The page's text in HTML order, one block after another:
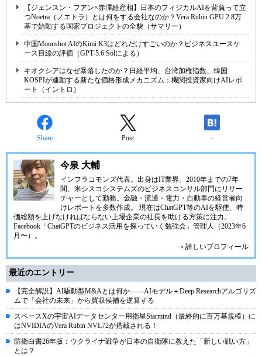
【ジェンスン・フアン×赤澤経産相】日本のフィジカルAIを背負って立
つNoetra（ノエトラ）とは何をする会社なのか？Vera Rubin GPU 2.8万
基で始動する国家プロジェクトの全貌（サマリー）
中国Moonshot AIのKimi K3はどれだけすごいのか？ビジネスユースケ
ース目線の評価（GPT-5.6 Solによる）
キオクシアはなぜ暴落したのか？日経平均、台湾加権指数、韓国
KOSPIが連動する新たな価格形成メカニズム：機関投資家向けAIレポ
ート（イントロ）
Share Post -
今泉 大輔
インフラコモンズ代表。出身はIT業界。2010年までの7年
間、米シスコシステムズのビジネスコンサル部門にリサー
チャーとして勤務。金融・流通・電力・自動車の経営者向
けレポートを多数作成。 現在はChatGPT等のAIを駆使、時
価総額を上げなければならない上場企業の社長を助ける方策に注力。
Facebook「ChatGPTのビジネス活用を探っていく勉強会」管理人（2023年6
月〜）。
» 詳しいプロフィール
最近のエントリー
【完全解説】AI駆動型M&Aとは何か――AIモデル＋Deep Researchアルゴリズ
ムで「会社の未来」から買収候補を逆算する
スペースXの宇宙AIデータセンター用衛星Starmind（最終的に百万基規模）に
はNVIDIAのVera Rubin NVL72が搭載される！
防衛白書26年版：ウクライナ戦争が日本の自衛隊に教えた「新しい戦い方」
とは？